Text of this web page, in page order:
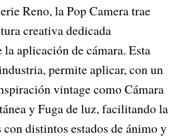
Reno, la Pop Camera trae
creativa dedicada
aplicación de cámara. Esta
permite aplicar, con un
vintage como Cámara
y Fuga de luz, facilitando la
distintos estados de ánimo y